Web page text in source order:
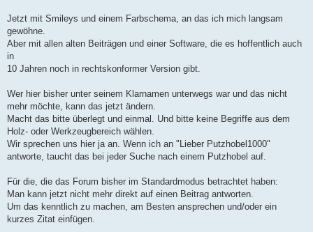
Jetzt mit Smileys und einem Farbschema, an das ich mich langsam
gewöhne.
Aber mit allen alten Beiträgen und einer Software, die es hoffentlich auch
in
10 Jahren noch in rechtskonformer Version gibt.
Wer hier bisher unter seinem Klarnamen unterwegs war und das nicht
mehr möchte, kann das jetzt ändern.
Macht das bitte überlegt und einmal. Und bitte keine Begriffe aus dem
Holz- oder Werkzeugbereich wählen.
Wir sprechen uns hier ja an. Wenn ich an "Lieber Putzhobel1000"
antworte, taucht das bei jeder Suche nach einem Putzhobel auf.
Für die, die das Forum bisher im Standardmodus betrachtet haben:
Man kann jetzt nicht mehr direkt auf einen Beitrag antworten.
Um das kenntlich zu machen, am Besten ansprechen und/oder ein
kurzes Zitat einfügen.